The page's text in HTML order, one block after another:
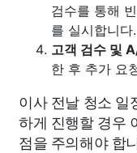
검수를 통해
를 실시합니다.
고객 검수 및
한 후 추가 요
이사 전날 청소 일
하게 진행할 경우
점을 주의해야 합